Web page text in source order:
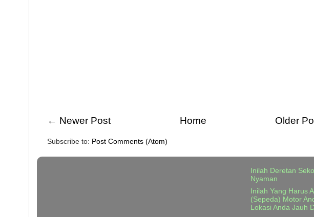
← Newer Post Older
Home
Subscribe to: Post Comments (Atom)
Inilah Deretan
Nyaman
Inilah Yang Harus
(Sepeda) Motor
Lokasi Anda Jauh